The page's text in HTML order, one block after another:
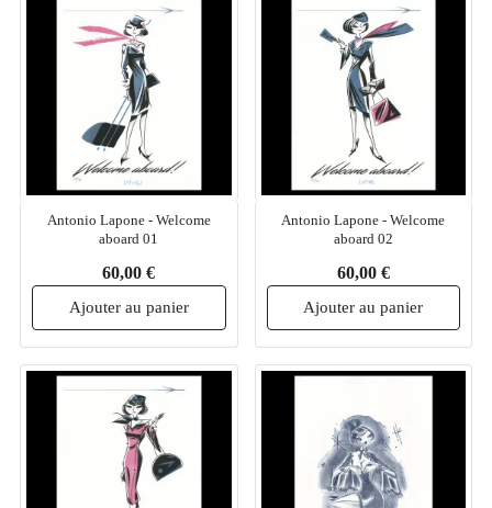
Antonio Lapone - Welcome
aboard 01
60,00 €
Ajouter au panier
Antonio Lapone - Welcome
aboard 02
60,00 €
Ajouter au panier